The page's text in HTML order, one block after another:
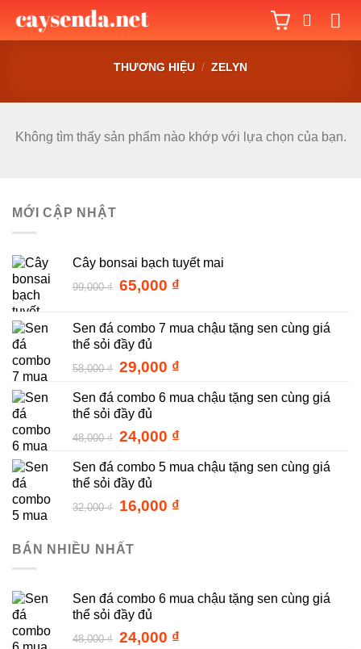
qua
THƯƠNG HIỆU / ZELYN
Không tìm thấy sản phẩm nào khớp với lựa chọn của bạn.
MỚI CẬP NHẬT
Cây bonsai bạch tuyết mai
99,000₫ Giá
99,000 ₫.
65,000 ₫Giá
là:
Sen đá combo 7 mua chậu tặng sen cùng giá
thể sỏi đầy đủ
58,000₫ Giá
là:
58,000 ₫.
29,000 ₫Giá
tại
29,000 ₫.
Sen đá combo 6 mua chậu tặng sen cùng giá
thể sỏi đầy đủ
48,000₫ Giá
là:
48,000 ₫.
24,000 ₫Giá
tại
24,000 ₫.
Sen đá combo 5 mua chậu tặng sen cùng giá
thể sỏi đầy đủ
32,000₫ Giá
32,000 ₫.
16,000 ₫Giá
BÁN NHIỀU NHẤT
Sen đá combo 6 mua chậu tặng sen cùng giá
thể sỏi đầy đủ
48,000₫ Giá
24,000 ₫Giá